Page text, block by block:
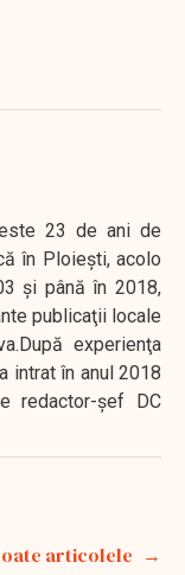
23 de ani de
în Ploieşti, acolo
şi până în 2018,
publicaţii locale
experienţa
intrat în anul 2018
redactor-şef DC
articolele